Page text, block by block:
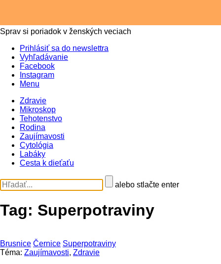
Sprav si poriadok v ženských veciach
Prihlásiť sa do newslettra
Vyhľadávanie
Facebook
Instagram
Menu
Zdravie
Mikroskop
Tehotenstvo
Rodina
Zaujímavosti
Cytológia
Labáky
Cesta k dieťaťu
alebo stlačte enter
Tag: Superpotraviny
Brusnice Černice Superpotraviny
Téma: Zaujímavosti, Zdravie